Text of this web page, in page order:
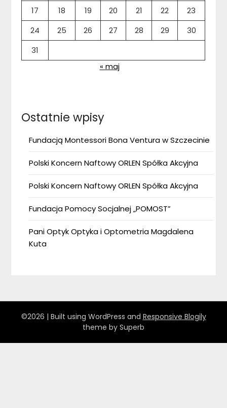
17
18 19 20 21 22
23
24
25 26 27 28 29
30
31
« maj
Ostatnie wpisy
Fundacją Montessori Bona Ventura w Szczecinie
Polski Koncern Naftowy ORLEN Spółka Akcyjna
Polski Koncern Naftowy ORLEN Spółka Akcyjna
Fundacja Pomocy Socjalnej „POMOST”
Pani Optyk Optyka i Optometria Magdalena
Kuta
©2026 | Built using WordPress and Responsive Blogily
theme by Superb